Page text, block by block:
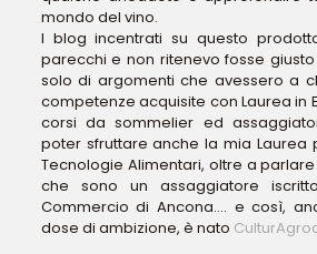
mondo del vino.
I blog incentrati su questo
parecchi e non ritenevo fosse
solo di argomenti che avessero a
competenze acquisite con Laurea in
corsi da sommelier ed
poter sfruttare anche la mia Laurea
Tecnologie Alimentari, oltre a
che sono un assaggiatore
Commercio di Ancona…. e così,
dose di ambizione, è nato